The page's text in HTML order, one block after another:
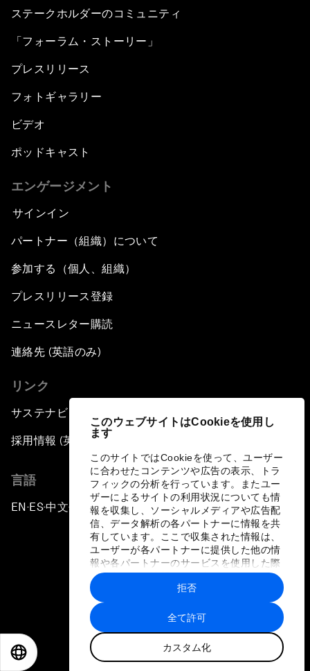
このウェブサイトはCookieを使用し
ます
このサイトではCookieを使って、ユーザー
に合わせたコンテンツや広告の表示、トラ
フィックの分析を行っています。またユー
ザーによるサイトの利用状況についても情
報を収集し、ソーシャルメディアや広告配
信、データ解析の各パートナーに情報を共
有しています。ここで収集された情報は、
ユーザーが各パートナーに提供した他の情
報や各パートナーのサービスを使用した際
に収集された情報と組み合わされ、各パー
トナーによって使用されることがありま
す。
全て許可
カスタム化
拒否
ステークホルダーのコミュニティ
「フォーラム・ストーリー」
プレスリリース
フォトギャラリー
ビデオ
ポッドキャスト
エンゲージメント
サインイン
パートナー（組織）について
参加する（個人、組織）
プレスリリース登録
ニュースレター購読
連絡先 (英語のみ)
リンク
サステナビリティへの取り組み
採用情報 (英語のみ)
言語
EN ▪ES▪中文▪ 日本語
プライバシーポリシーと利用規約
サイトマップ
©
世界経済フォーラム